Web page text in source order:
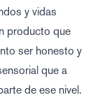
y vidas
producto que
ser honesto y
que a
de ese nivel.